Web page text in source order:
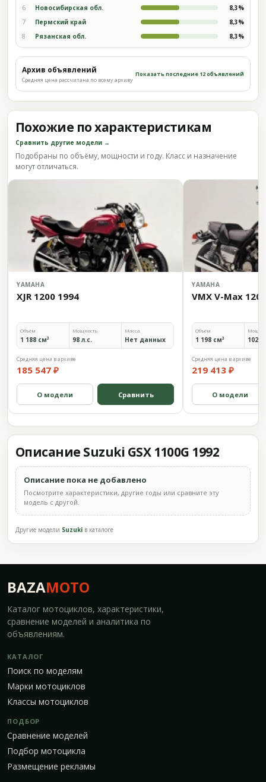
6 Новосибирская обл. 8,3%
7 Пермский край 8,3%
8 Рязанская обл. 8,3%
Архив объявлений
Средняя цена рассчитана по всему архиву
Показать последние 12 объявлений
Похожие по характеристикам
Сравнить другие модели →
Подобраны по объёму, мощности и году. Класс и назначение
могут отличаться.
YAMAHA
XJR 1200 1994
Объём
1 188 см³
Мощность
98 л.с.
Масса
Нет данных
Средняя цена в архиве
185 547 ₽
О модели Сравнить
YAMAHA
VMX V-Max
Объём
1 198 см³ 102
Средняя цена в архиве
219 413 ₽
О модели
Описание Suzuki GSX 1100G 1992
Описание пока не добавлено
Посмотрите характеристики, другие годы или сравните эту
модель с другой.
Другие модели Suzuki в каталоге
BAZAMOTO
Каталог мотоциклов, характеристики,
сравнение моделей и аналитика по
объявлениям.
КАТАЛОГ
Поиск по моделям
Марки мотоциклов
Классы мотоциклов
ПОДБОР
Сравнение моделей
Подбор мотоцикла
Размещение рекламы